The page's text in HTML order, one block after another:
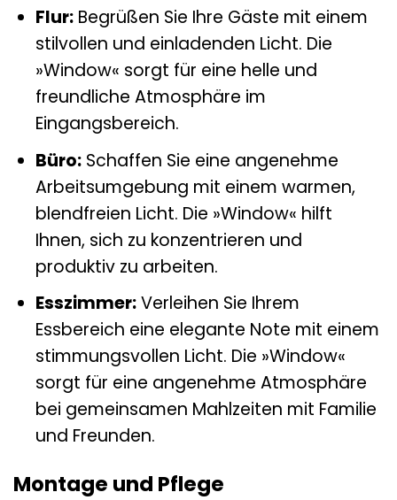
Flur:Begrüßen Sie Ihre Gäste mit einem
stilvollen und einladenden Licht. Die
»Window« sorgt für eine helle und
freundliche Atmosphäre im
Eingangsbereich.
Büro:Schaffen Sie eine angenehme
Arbeitsumgebung mit einem warmen,
blendfreien Licht. Die »Window« hilft
Ihnen, sich zu konzentrieren und
produktiv zu arbeiten.
Esszimmer:Verleihen Sie Ihrem
Essbereich eine elegante Note mit einem
stimmungsvollen Licht. Die »Window«
sorgt für eine angenehme Atmosphäre
bei gemeinsamen Mahlzeiten mit Familie
und Freunden.
Montage und Pflege